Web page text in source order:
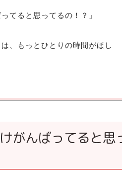
てると思ってるの！？」
、もっとひとりの時間がほし
がんばってると思